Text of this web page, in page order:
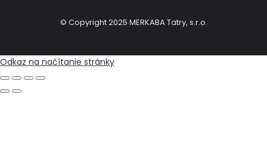
© Copyright 2025 MERKABA Tatry, s.r.o.
Odkaz na načítanie stránky